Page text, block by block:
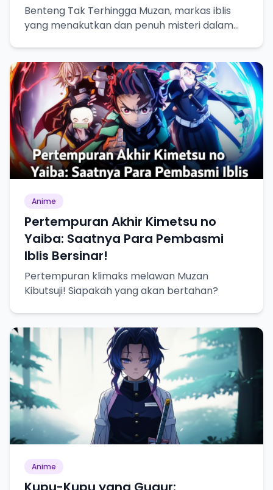
Benteng Tak Terhingga Muzan, markas iblis
yang menakutkan dan penuh misteri dalam
Anime
Pertempuran Akhir Kimetsu no
Yaiba: Saatnya Para Pembasmi
Iblis Bersinar!
Pertempuran klimaks melawan Muzan
Kibutsuji! Siapakah yang akan bertahan?
Anime